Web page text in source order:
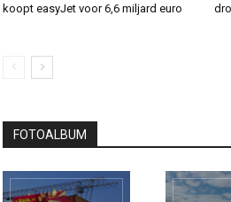
koopt easyJet voor 6,6 miljard euro
FOTOALBUM